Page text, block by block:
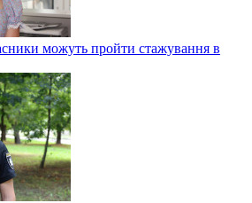
можуть пройти стажування в